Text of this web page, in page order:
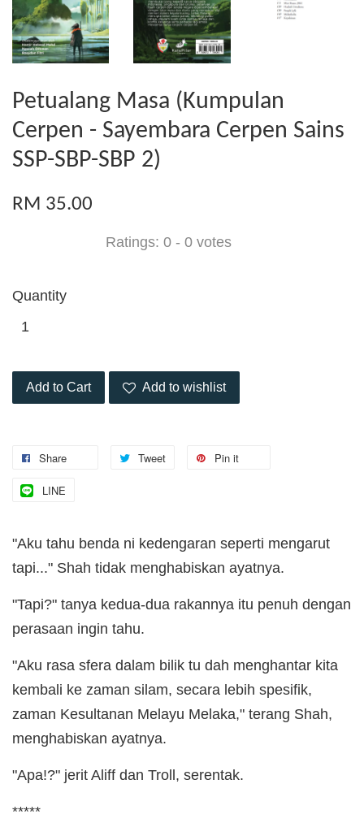
Petualang Masa (Kumpulan
Cerpen - Sayembara Cerpen Sains
SSP-SBP-SBP 2)
RM 35.00
Ratings: 0 - 0 votes
Quantity
Add to Cart Add to wishlist
Share Tweet Pin it
LINE
"Aku tahu benda ni kedengaran seperti mengarut
tapi..." Shah tidak menghabiskan ayatnya.
"Tapi?" tanya kedua-dua rakannya itu penuh dengan
perasaan ingin tahu.
"Aku rasa sfera dalam bilik tu dah menghantar kita
kembali ke zaman silam, secara lebih spesifik,
zaman Kesultanan Melayu Melaka," terang Shah,
menghabiskan ayatnya.
"Apa!?" jerit Aliff dan Troll, serentak.
*****